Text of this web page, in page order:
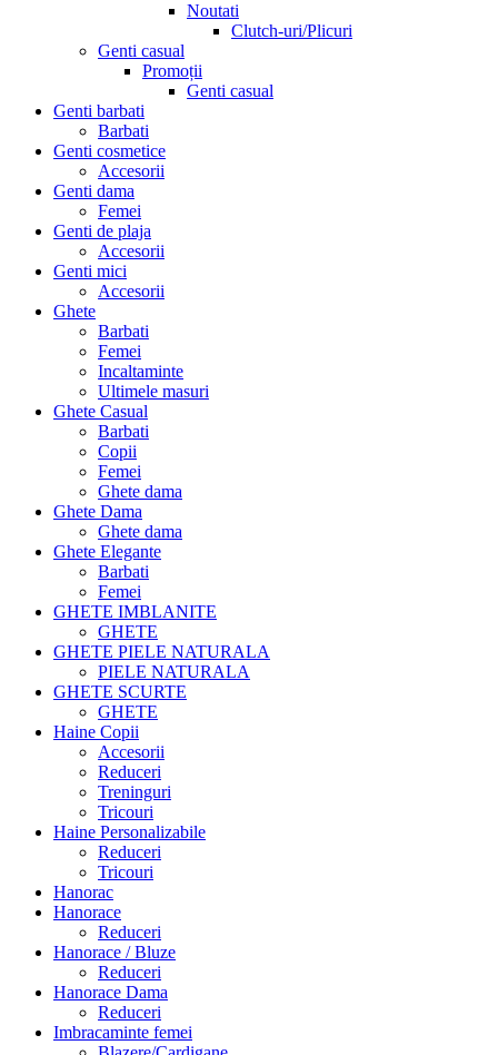
Noutati
Clutch-uri/Plicuri
Genti casual
Promoții
Genti casual
Genti barbati
Barbati
Genti cosmetice
Accesorii
Genti dama
Femei
Genti de plaja
Accesorii
Genti mici
Accesorii
Ghete
Barbati
Femei
Incaltaminte
Ultimele masuri
Ghete Casual
Barbati
Copii
Femei
Ghete dama
Ghete Dama
Ghete dama
Ghete Elegante
Barbati
Femei
GHETE IMBLANITE
GHETE
GHETE PIELE NATURALA
PIELE NATURALA
GHETE SCURTE
GHETE
Haine Copii
Accesorii
Reduceri
Treninguri
Tricouri
Haine Personalizabile
Reduceri
Tricouri
Hanorac
Hanorace
Reduceri
Hanorace / Bluze
Reduceri
Hanorace Dama
Reduceri
Imbracaminte femei